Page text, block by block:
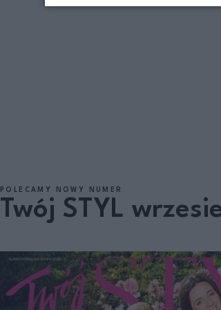
POLECAMY NOWY NUMER
Twój STYL